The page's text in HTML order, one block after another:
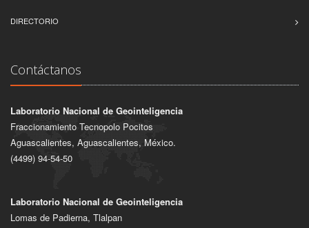
DIRECTORIO
Contáctanos
Laboratorio Nacional de Geointeligencia
Fraccionamiento Tecnopolo Pocitos
Aguascalientes, Aguascalientes, México.
(4499) 94-54-50
Laboratorio Nacional de Geointeligencia
Lomas de Padierna, Tlalpan